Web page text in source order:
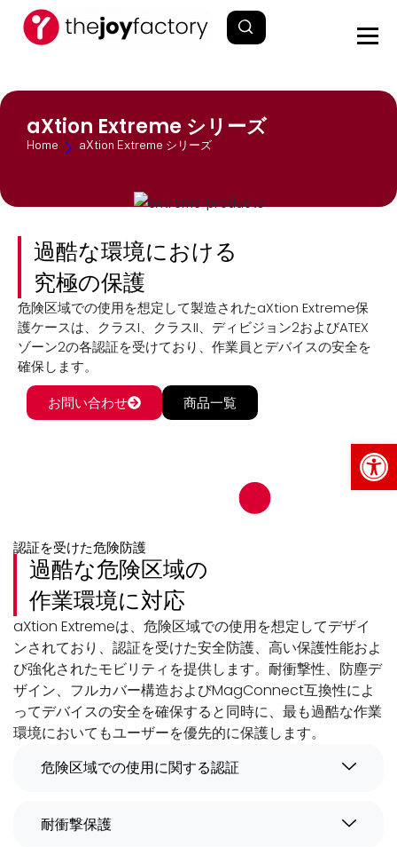
aXtion Extreme シリーズ
Home aXtion Extreme シリーズ
過酷な環境における
究極の保護
危険区域での使用を想定して製造されたaXtion Extreme保
護ケースは、クラスI、クラスII、ディビジョン2およびATEX
ゾーン2の各認証を受けており、作業員とデバイスの安全を
確保します。
お問い合わせ
商品一覧
認証を受けた危険防護
過酷な危険区域の
作業環境に対応
aXtion Extremeは、危険区域での使用を想定してデザイ
ンされており、認証を受けた安全防護、高い保護性能およ
び強化されたモビリティを提供します。耐衝撃性、防塵デ
ザイン、フルカバー構造およびMagConnect互換性によ
ってデバイスの安全を確保すると同時に、最も過酷な作業
環境においてもユーザーを優先的に保護します。
危険区域での使用に関する認証
耐衝撃保護